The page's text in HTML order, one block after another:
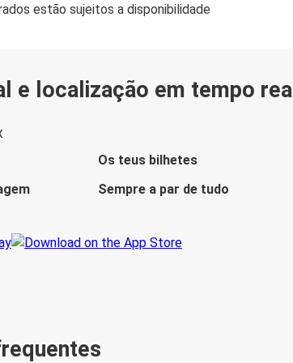
estão sujeitos a disponibilidade
e localização em tempo real
Os teus bilhetes
Sempre a par de tudo